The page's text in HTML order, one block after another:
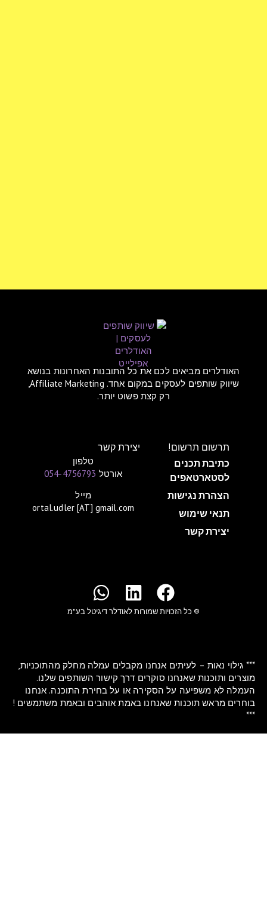
האודלרים מביאים לכם את כל התובנות האחרונות בנושא
שיווק שותפים לעסקים במקום אחד. Affiliate Marketing,
רק קצת פשוט יותר.
תרשום תרשום!
כתיבת תכנים
לסטארטאפים
הצהרת נגישות
תנאי שימוש
יצירת קשר
יצירת קשר
טלפון
אורטל054-4756793
ortal.udler [AT] gmail.com
© כל הזכויות שמורות לאודלר דיגיטל בע"מ
גילוי נאות – לעיתים אנחנו מקבלים עמלה מחלק מהתוכניות,
ותוכנות שאנחנו סוקרים דרך קישור השותפים שלנו.
לא משפיעה על הסקירה או על בחירת התוכנה. אנחנו
מראש תוכנות שאנחנו באמת אוהבים ובאמת משתמשים !